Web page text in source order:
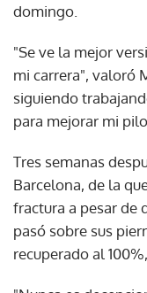
domingo.
"Se ve la mejor
mi carrera", valoró
siguiendo
para mejorar mi
Tres semanas
Barcelona, de la
fractura a pesar de
pasó sobre sus
recuperado al